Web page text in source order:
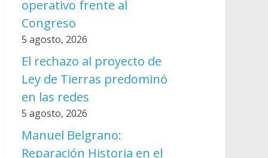
operativo frente al
Congreso
5 agosto, 2026
El rechazo al proyecto de
Ley de Tierras predominó
en las redes
5 agosto, 2026
Manuel Belgrano:
Reparación Historia en el